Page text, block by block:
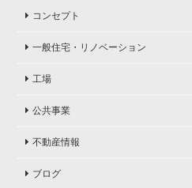
コンセプト
一般住宅・リノベーション
工場
公共事業
不動産情報
ブログ